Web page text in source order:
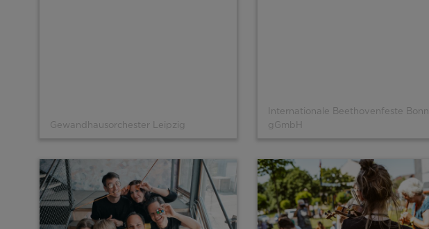
Gewandhausorchester Leipzig
Internationale Beethovenfeste Bonn
gGmbH